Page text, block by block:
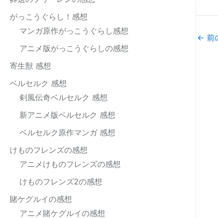
がっこうぐらし！感想
マンガ原作がっこうぐらし感想
アニメ版がっこうぐらしの感想
寄生獣 感想
ベルセルク 感想
剣風伝奇ベルセルク 感想
新アニメ版ベルセルク 感想
ベルセルク原作マンガ 感想
けものフレンズの感想
アニメけものフレンズの感想
けものフレンズ2の感想
賭ケグルイの感想
アニメ賭ケグルイの感想
← 前